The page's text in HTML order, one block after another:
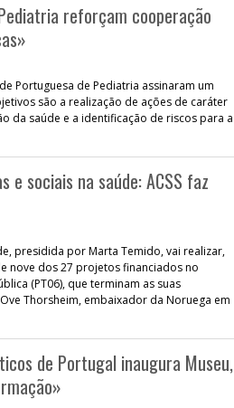
reforçam cooperação
Portuguesa de Pediatria assinaram um
são a realização de ações de caráter
da saúde e a identificação de riscos para a
e sociais na saúde: ACSS faz
presidida por Marta Temido, vai realizar,
nove dos 27 projetos financiados no
(PT06), que terminam as suas
Thorsheim, embaixador da Noruega em
de Portugal inaugura Museu,